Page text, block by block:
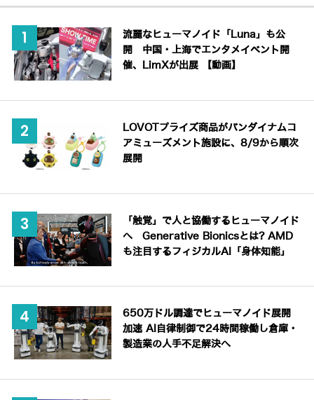
流麗なヒューマノイド「Luna」も公
開 中国・上海でエンタメイベント開
催、LimXが出展 【動画】
LOVOTプライズ商品がバンダイナムコ
アミューズメント施設に、8/9から順次
展開
「触覚」で人と協働するヒューマノイド
へ Generative Bionicsとは? AMD
も注目するフィジカルAI「身体知能」
650万ドル調達でヒューマノイド展開
加速 AI自律制御で24時間稼働し倉庫・
製造業の人手不足解決へ